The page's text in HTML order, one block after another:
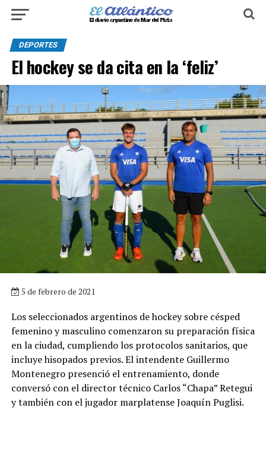
DEPORTES
El hockey se da cita en la ‘feliz’
5 de febrero de 2021
Los seleccionados argentinos de hockey sobre césped
femenino y masculino comenzaron su preparación física
en la ciudad, cumpliendo los protocolos sanitarios, que
incluye hisopados previos. El intendente Guillermo
Montenegro presenció el entrenamiento, donde
conversó con el director técnico Carlos “Chapa” Retegui
y también con el jugador marplatense Joaquín Puglisi.